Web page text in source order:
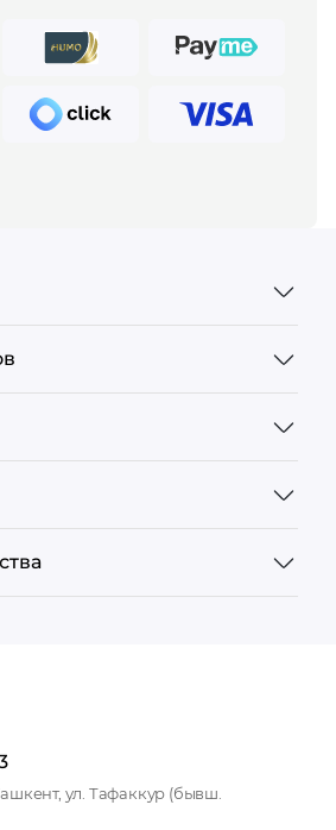
ул. Тафаккур (бывш.